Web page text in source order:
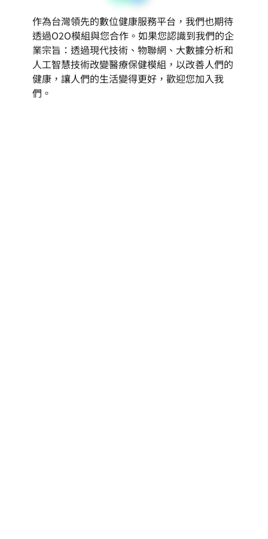
作為台灣領先的數位健康服務平台，我們也期待
透過O2O模組與您合作。如果您認識到我們的企
業宗旨：透過現代技術、物聯網、大數據分析和
人工智慧技術改變醫療保健模組，以改善人們的
健康，讓人們的生活變得更好，歡迎您加入我
們。